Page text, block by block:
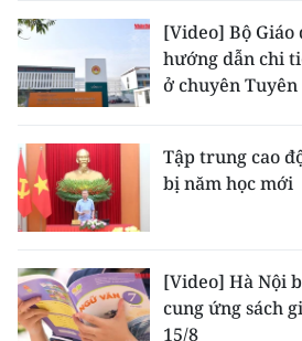
[Video] Bộ Giáo
hướng dẫn chi
ở chuyên Tuyên
Tập trung cao
bị năm học mới
[Video] Hà Nội
cung ứng sách
15/8